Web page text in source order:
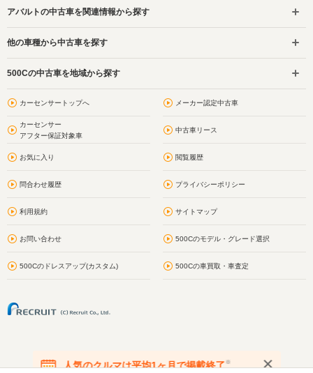
アバルトの中古車を関連情報から探す
他の車種から中古車を探す
500Cの中古車を地域から探す
カーセンサートップへ メーカー認定中古車
カーセンサー
アフター保証対象車
中古車リース
お気に入り 閲覧履歴
問合わせ履歴 プライバシーポリシー
利用規約 サイトマップ
お問い合わせ 500Cのモデル・グレード選択
500Cのドレスアップ(カスタム) 500Cの車買取・車査定
人気のクルマは平均1ヶ月で掲載終了※